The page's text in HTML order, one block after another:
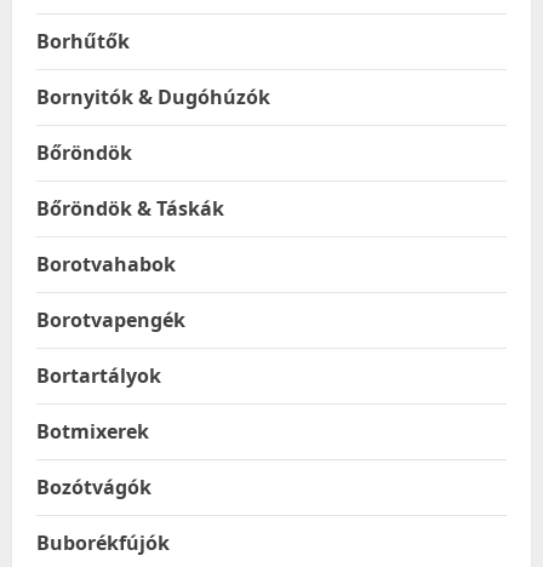
Borhűtők
Bornyitók & Dugóhúzók
Bőröndök
Bőröndök & Táskák
Borotvahabok
Borotvapengék
Bortartályok
Botmixerek
Bozótvágók
Buborékfújók